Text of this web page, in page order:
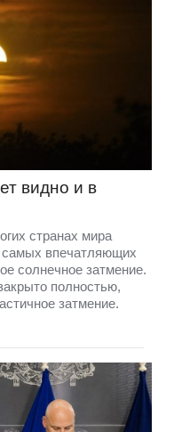
видно и в
странах мира
впечатляющих
солнечное затмение.
полностью,
затмение.